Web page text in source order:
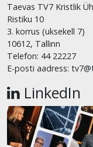
Taevas TV7 Kristlik
Ristiku 10
3. korrus (uksekell 7)
10612, Tallinn
Telefon: 44 22227
E-posti aadress:
LinkedIn